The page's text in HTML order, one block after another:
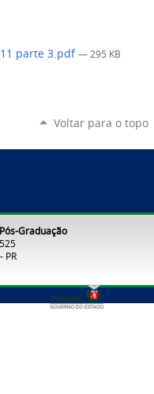
11 parte 3.pdf — 295 KB
Voltar para o topo
Graduação
PR